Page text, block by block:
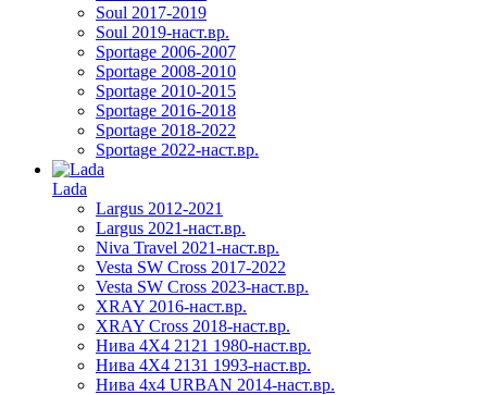
Soul 2017-2019
Soul 2019-наст.вр.
Sportage 2006-2007
Sportage 2008-2010
Sportage 2010-2015
Sportage 2016-2018
Sportage 2018-2022
Sportage 2022-наст.вр.
Lada
Largus 2012-2021
Largus 2021-наст.вр.
Niva Travel 2021-наст.вр.
Vesta SW Cross 2017-2022
Vesta SW Cross 2023-наст.вр.
XRAY 2016-наст.вр.
XRAY Cross 2018-наст.вр.
Нива 4X4 2121 1980-наст.вр.
Нива 4X4 2131 1993-наст.вр.
Нива 4х4 URBAN 2014-наст.вр.